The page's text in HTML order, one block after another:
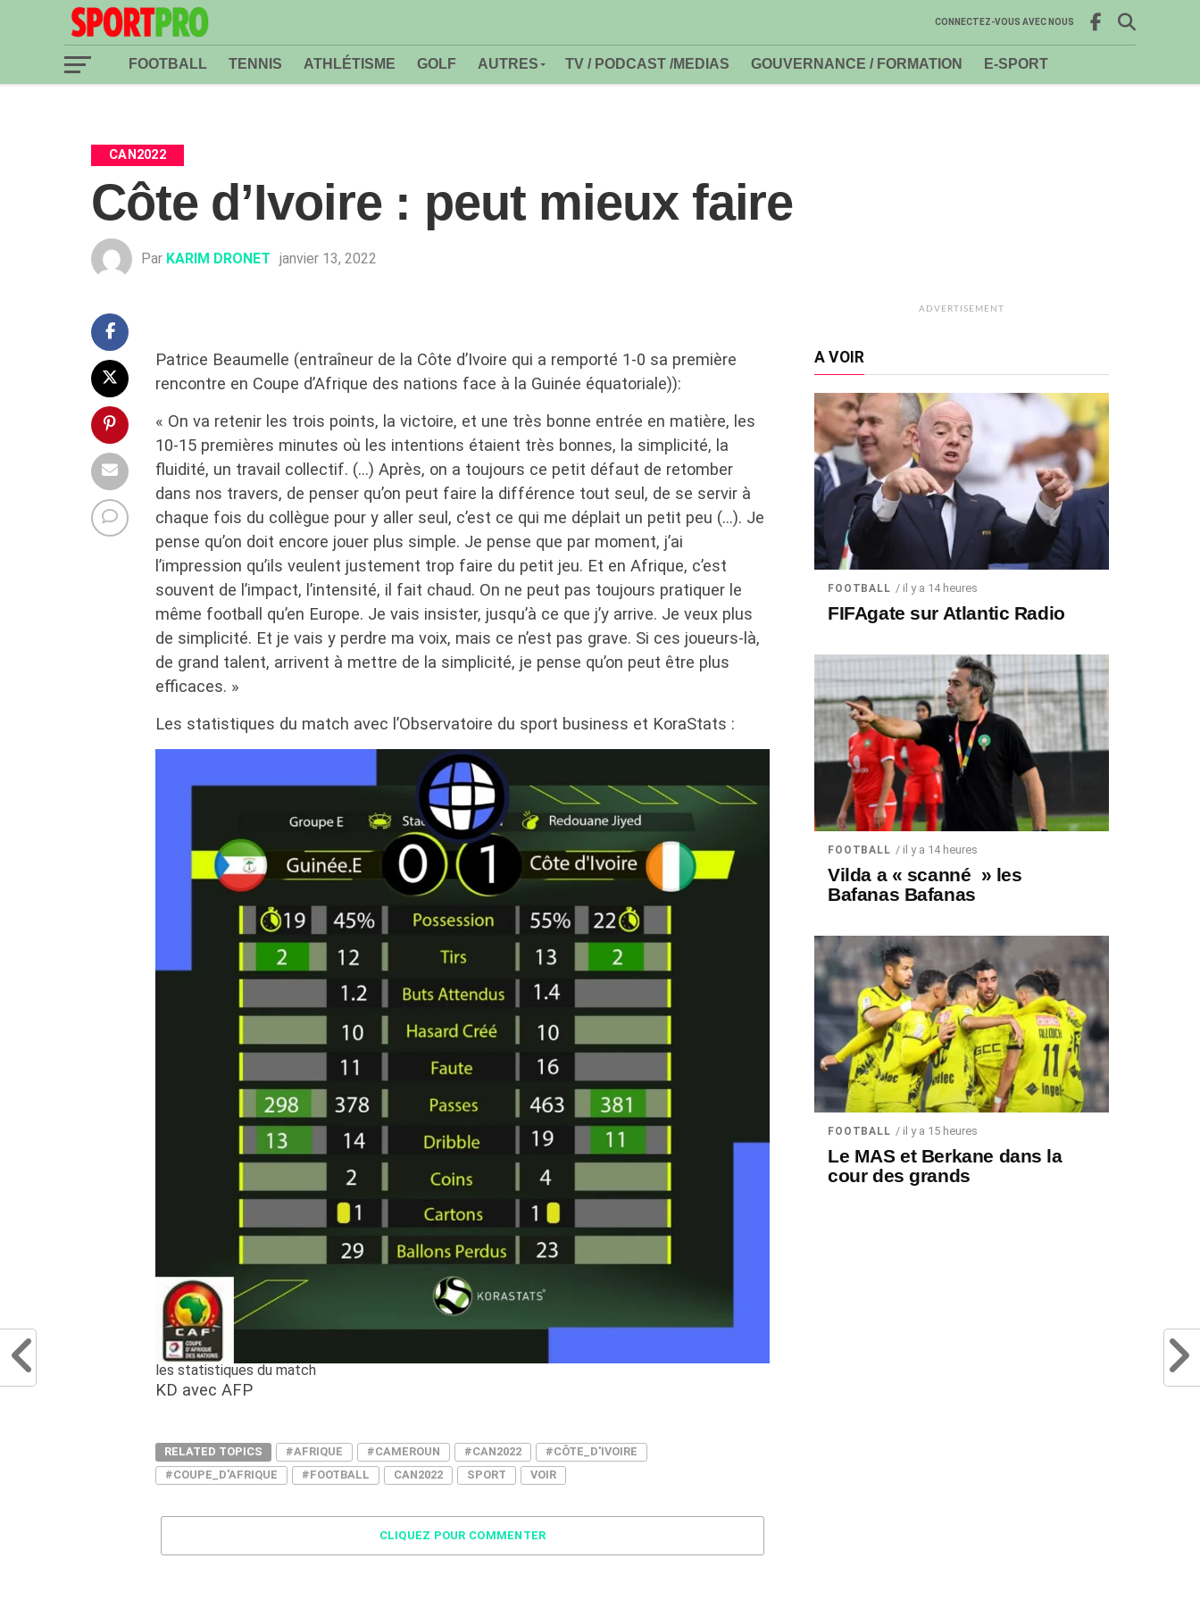
CONNECTEZ-VOUS AVEC NOUS
FOOTBALL TENNIS ATHLÉTISME GOLF AUTRES TV / PODCAST /MEDIAS GOUVERNANCE / FORMATION E-SPORT
CAN2022
Côte d’Ivoire : peut mieux faire
Par KARIM DRONET janvier 13, 2022
Patrice Beaumelle (entraîneur de la Côte d’Ivoire qui a remporté 1-0 sa première
rencontre en Coupe d’Afrique des nations face à la Guinée équatoriale)):
« On va retenir les trois points, la victoire, et une très bonne entrée en matière, les
10-15 premières minutes où les intentions étaient très bonnes, la simplicité, la
fluidité, un travail collectif. (…) Après, on a toujours ce petit défaut de retomber
dans nos travers, de penser qu’on peut faire la différence tout seul, de se servir à
chaque fois du collègue pour y aller seul, c’est ce qui me déplait un petit peu (…). Je
pense qu’on doit encore jouer plus simple. Je pense que par moment, j’ai
l’impression qu’ils veulent justement trop faire du petit jeu. Et en Afrique, c’est
souvent de l’impact, l’intensité, il fait chaud. On ne peut pas toujours pratiquer le
même football qu’en Europe. Je vais insister, jusqu’à ce que j’y arrive. Je veux plus
de simplicité. Et je vais y perdre ma voix, mais ce n’est pas grave. Si ces joueurs-là,
de grand talent, arrivent à mettre de la simplicité, je pense qu’on peut être plus
efficaces. »
Les statistiques du match avec l’Observatoire du sport business et KoraStats :
les statistiques du match
KD avec AFP
RELATED TOPICS #AFRIQUE #CAMEROUN #CAN2022
#CÔTE_D'IVOIRE
#COUPE_D'AFRIQUE
#FOOTBALL CAN2022 SPORT VOIR
CLIQUEZ POUR COMMENTER
ADVERTISEMENT
A VOIR
FOOTBALL / il y a 14 heures
FIFAgate sur Atlantic Radio
FOOTBALL / il y a 14 heures
Vilda a « scanné » les
Bafanas Bafanas
FOOTBALL / il y a 15 heures
Le MAS et Berkane dans la
cour des grands